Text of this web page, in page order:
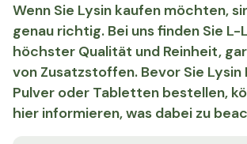
Wenn Sie Lysin kaufen möchten,
genau richtig. Bei uns finden Sie L-
höchster Qualität und Reinheit,
von Zusatzstoffen. Bevor Sie Lysin
Pulver oder Tabletten bestellen,
hier informieren, was dabei zu